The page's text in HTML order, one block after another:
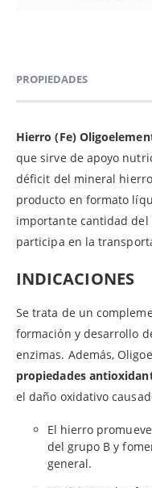
PROPIEDADES
Hierro (Fe)
que sirve de apoyo
déficit del mineral
producto en formato
importante cantidad
participa en la
INDICACIONES
Se trata de un
formación y desarrollo
enzimas. Además,
propiedades
el daño oxidativo
El hierro
del grupo B y
general.